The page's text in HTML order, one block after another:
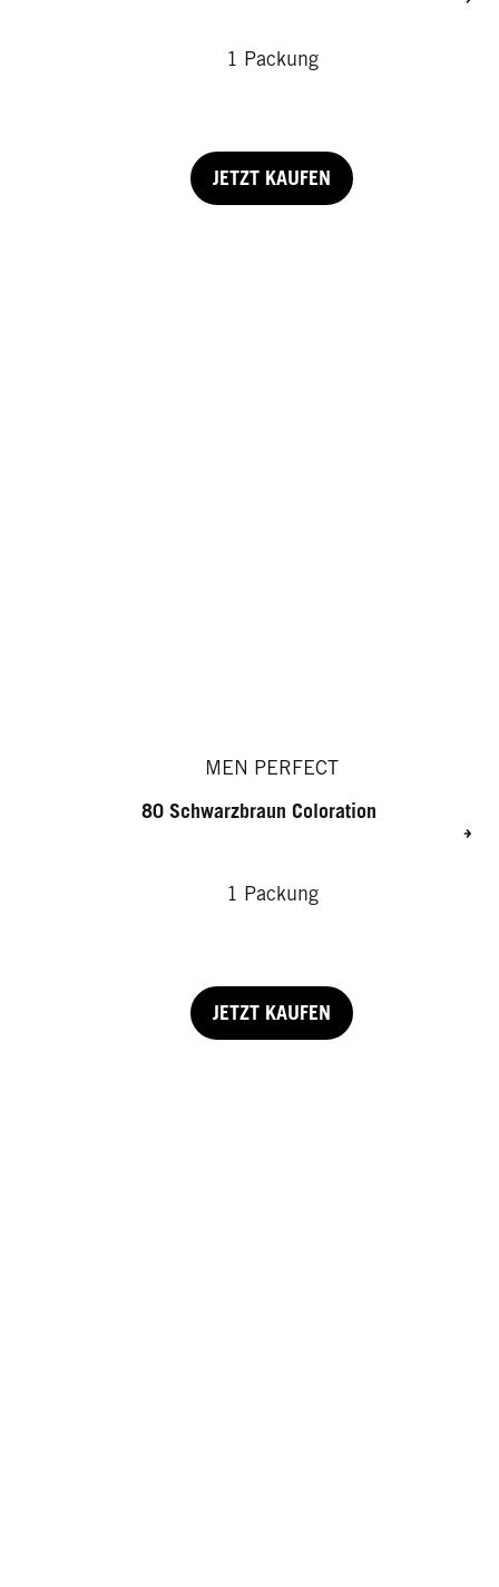
1 Packung
JETZT KAUFEN
MEN PERFECT
80 Schwarzbraun Coloration
1 Packung
JETZT KAUFEN